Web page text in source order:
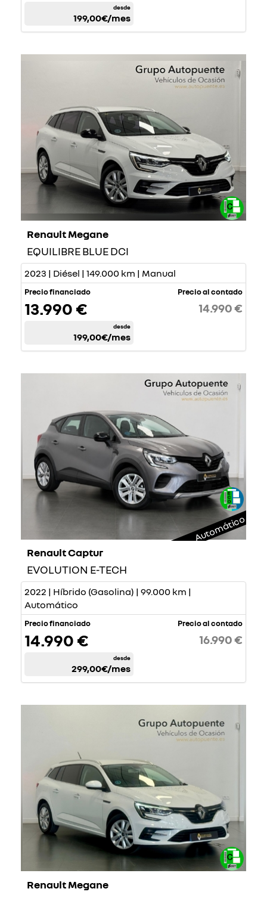
desde
199,00€/mes
Renault Megane
EQUILIBRE BLUE DCI
2023 | Diésel | 149.000 km | Manual
Precio financiado
13.990 €
desde
199,00€/mes
Precio al contado
14.990 €
Automático
Renault Captur
EVOLUTION E-TECH
2022 | Híbrido (Gasolina) | 99.000 km |
Automático
Precio financiado
14.990 €
desde
299,00€/mes
Precio al contado
16.990 €
Renault Megane